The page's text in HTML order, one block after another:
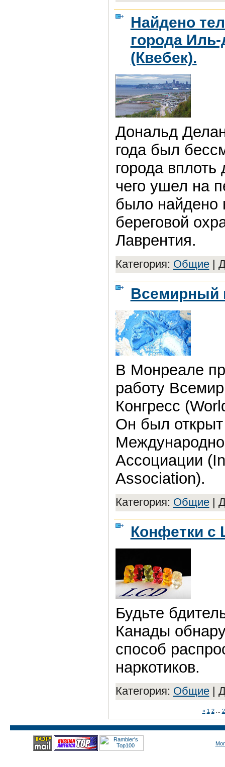
Найдено
города
(Квебек).
Дональд
года был
города
чего ушел на
было найдено
береговой
Лаврентия.
Категория: Общие|
Всемирный
В Монреале
работу
Конгресс
Он был открыт
Ассоциации
Association).
Категория: Общие|
Конфетки с
Будьте
Канады
способ
наркотиков.
Категория: Общие|
« 1 2